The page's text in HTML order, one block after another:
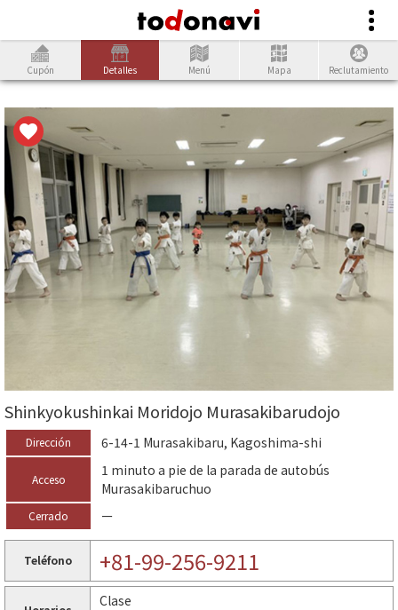
Cupón Detalles Menú Mapa Reclutamiento
Shinkyokushinkai Moridojo Murasakibarudojo
Dirección 6-14-1 Murasakibaru, Kagoshima-shi
Acceso
1 minuto a pie de la parada de autobús
Murasakibaruchuo
Cerrado ー
Teléfono +81-99-256-9211
Clase